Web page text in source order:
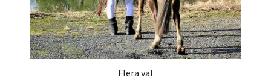
Flera val